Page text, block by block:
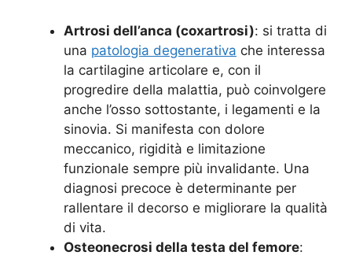
Artrosi dell’anca (coxartrosi): si tratta di
una patologia degenerativa che interessa
la cartilagine articolare e, con il
progredire della malattia, può coinvolgere
anche l’osso sottostante, i legamenti e la
sinovia. Si manifesta con dolore
meccanico, rigidità e limitazione
funzionale sempre più invalidante. Una
diagnosi precoce è determinante per
rallentare il decorso e migliorare la qualità
di vita.
Osteonecrosi della testa del femore: